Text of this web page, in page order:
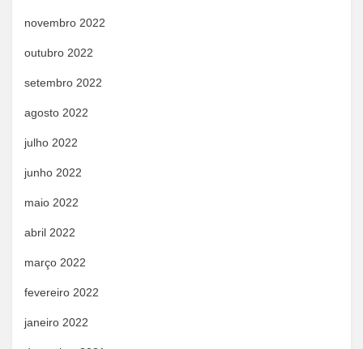
novembro 2022
outubro 2022
setembro 2022
agosto 2022
julho 2022
junho 2022
maio 2022
abril 2022
março 2022
fevereiro 2022
janeiro 2022